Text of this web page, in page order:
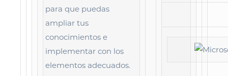
para que puedas
ampliar tus
conocimientos e
implementar con los
elementos adecuados.